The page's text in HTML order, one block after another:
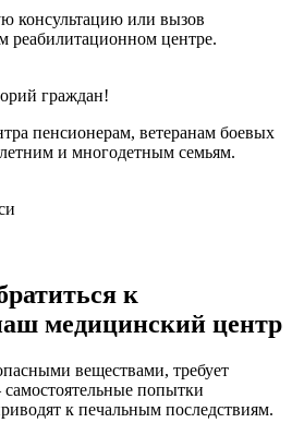
консультацию или вызов
реабилитационном центре.
граждан!
пенсионерам, ветеранам боевых
и многодетным семьям.
к
медицинский центр
веществами, требует
самостоятельные попытки
к печальным последствиям.